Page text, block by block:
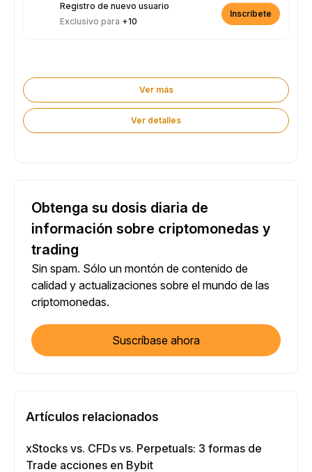
Registro de nuevo usuario
Exclusivo para +10
Inscríbete
Ver más
Ver detalles
Obtenga su dosis diaria de
información sobre criptomonedas y
trading
Sin spam. Sólo un montón de contenido de
calidad y actualizaciones sobre el mundo de las
criptomonedas.
Suscríbase ahora
Artículos relacionados
xStocks vs. CFDs vs. Perpetuals: 3 formas de
Trade acciones en Bybit